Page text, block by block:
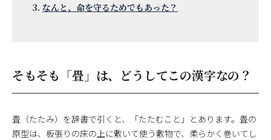
なんと、命を守るためでもあった？
そもそも「畳」は、どうしてこの漢字なの？
畳（たたみ）を辞書で引くと、「たたむこと」とあります。畳の
原型は、板張りの床の上に敷いて使う敷物で、柔らかく巻いてし